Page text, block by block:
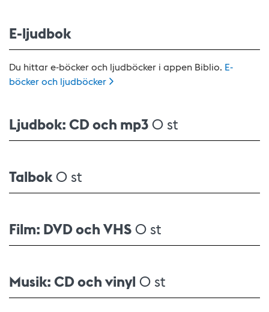
E-ljudbok
Du hittar e-böcker och ljudböcker i appen Biblio. E-
böcker och ljudböcker
Ljudbok: CD och mp30 st
Talbok0 st
Film: DVD och VHS0 st
Musik: CD och vinyl 0 st